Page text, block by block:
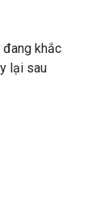
khắc
lại sau